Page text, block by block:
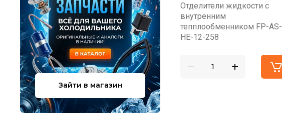
Зайти в магазин
Отделители жидкости с
внутренним
тепплообменником FP-AS-
HE-12-258